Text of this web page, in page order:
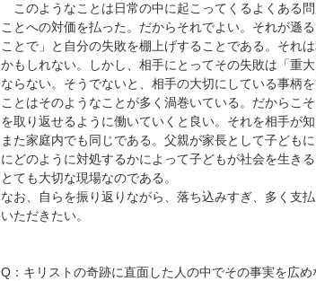
このようなことは日常の中に起こってくるよくある
ことへの対価を払った。だからそれでよい。それが遜
ことで」と自分の失敗を棚上げすることである。それ
かもしれない。しかし、相手にとってその失敗は「重
ならない。そうでないと、相手の大切にしている事柄
ことはそのようなことが多く渦巻いている。だからこ
を取り返せるように働いていくと良い。それを相手が
また家庭内でも同じである。父親が家長として子ども
にどのように対処するかによって子どもが社会を生き
とても大切な現場なのである。
なお、自らを振り返りながら、落ち込みすぎ、多く支
いただきたい。
Q：キリストの奇跡に直面した人の中でその事実を広